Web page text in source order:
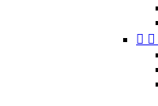
 